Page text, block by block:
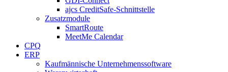
ajcs CreditSafe-Schnittstelle
Zusatzmodule
SmartRoute
MeetMe Calendar
CPQ
ERP
Kaufmännische Unternehmenssoftware